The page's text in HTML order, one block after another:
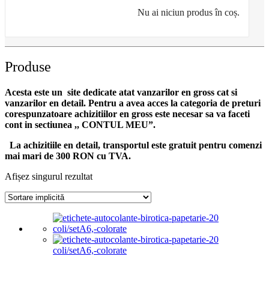
Nu ai niciun produs în coș.
Produse
Acesta este un site dedicate atat vanzarilor en gross cat si
vanzarilor en detail. Pentru a avea acces la categoria de preturi
corespunzatoare achizitiilor en gross este necesar sa va faceti
cont in sectiunea ,, CONTUL MEU”.
La achizitiile en detail, transportul este gratuit pentru comenzi
mai mari de 300 RON cu TVA.
Afișez singurul rezultat